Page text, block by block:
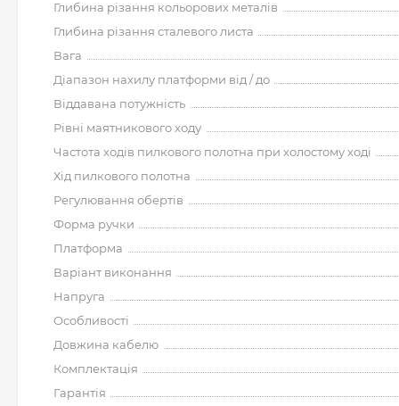
Глибина різання кольорових металів
Глибина різання сталевого листа
Вага
Діапазон нахилу платформи від / до
Віддавана потужність
Рівні маятникового ходу
Частота ходів пилкового полотна при холостому ході
Хід пилкового полотна
Регулювання обертів
Форма ручки
Платформа
Варіант виконання
Напруга
Особливості
Довжина кабелю
Комплектація
Гарантія